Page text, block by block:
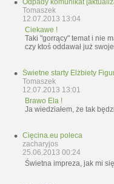
Tomaszek
12.07.2013 13:04
Ciekawe !
Taki "gorrący" temat i nie
czy ktoś oddawał już swoje
Świetne starty Elżbiety
Tomaszek
12.07.2013 13:01
Brawo Ela !
Ja wiedziałem, że tak
Cięcina.eu poleca
zacharyjos
25.06.2013 00:24
Świetna impreza, jak mi